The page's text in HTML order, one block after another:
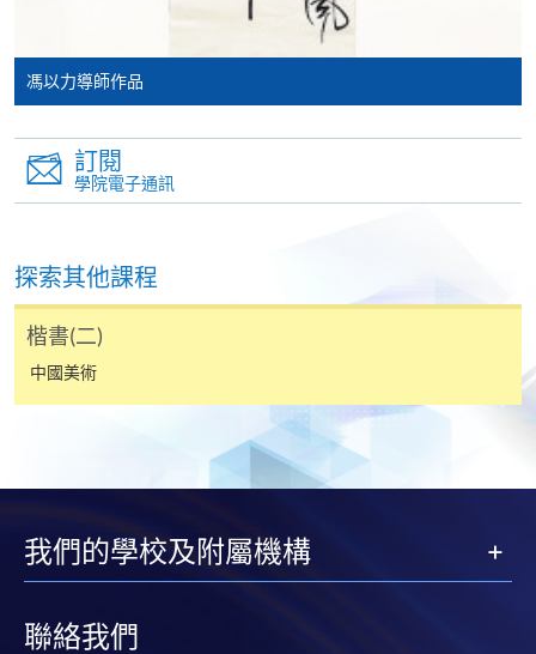
凡以「先到先得」為取錄方式的課程，請填妥
費以及所需證明文件呈交。
申請學歷頒授及專業課程可能需要其他資料，報名
表可向報名中心或有關課程負責人索取。填妥申請
表格後，請連同報名費/學費以及所需證明文件親
往報名中心或以郵遞方式遞交。
報讀同一學歷頒授課程內其他單元
用於一般學歷頒授課程。
(「通知」)，請填妥有關「通知」，並親往報名中
馮以力導師作品
訂閱
學院電子通訊
探索其他課程
楷書(二)
中國美術
我們的學校及附屬機構
聯絡我們